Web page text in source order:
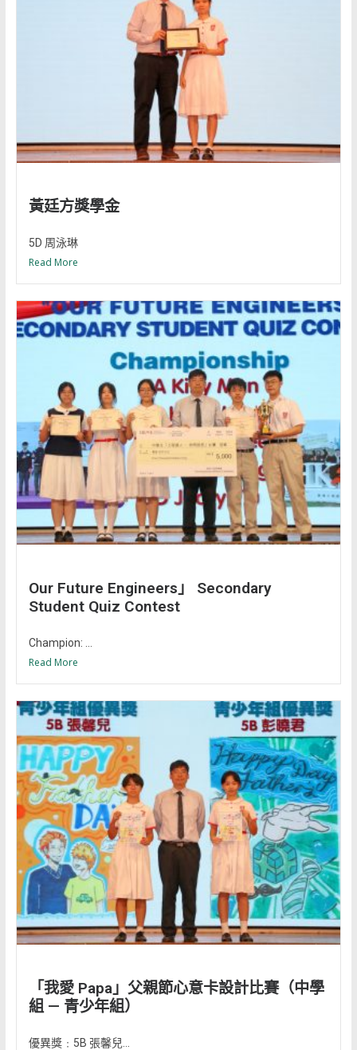
黃廷方獎學金
5D 周泳琳
Read More
Our Future Engineers」 Secondary
Student Quiz Contest
Champion: ...
Read More
「我愛 Papa」父親節心意卡設計比賽（中學
組 — 青少年組）
優異獎﹕5B 張馨兒...